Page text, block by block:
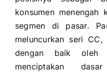
konsumen menengah
segmen di pasar.
meluncurkan seri
dengan baik oleh
menciptakan